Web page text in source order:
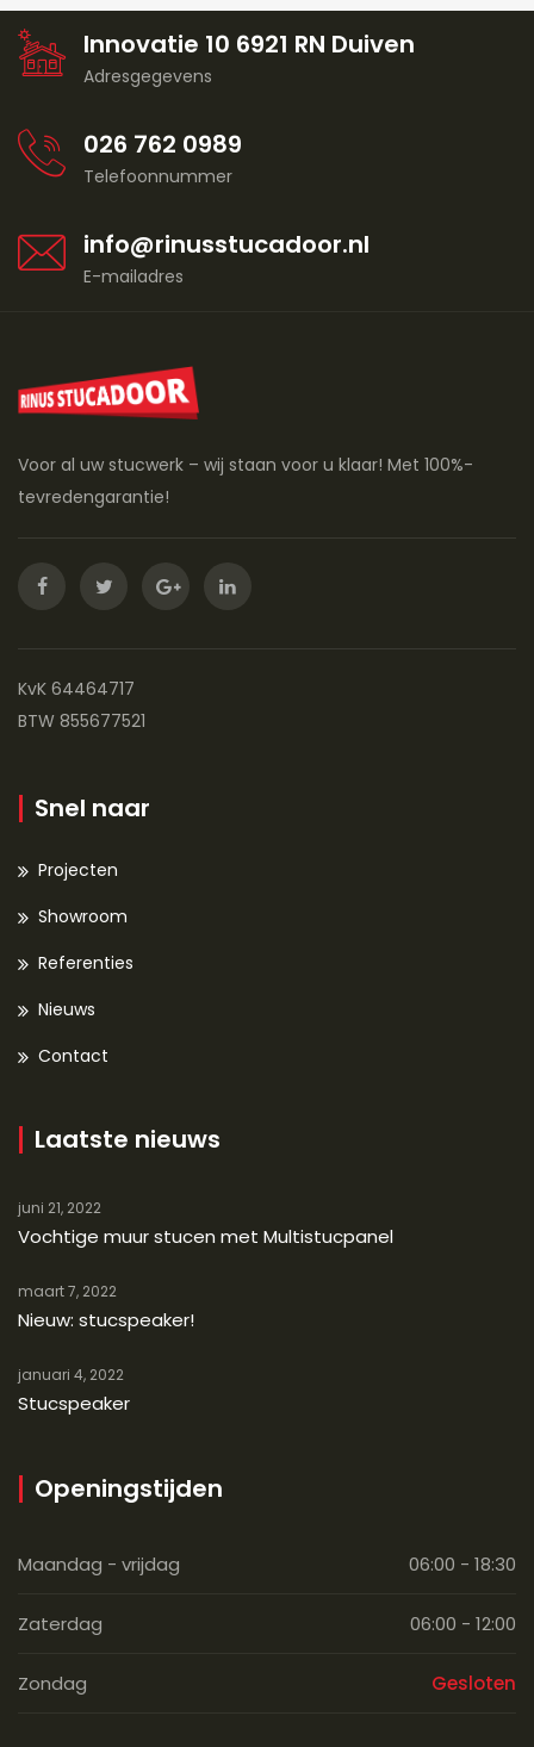
Innovatie 10 6921 RN Duiven
Adresgegevens
026 762 0989
Telefoonnummer
info@rinusstucadoor.nl
E-mailadres
Voor al uw stucwerk – wij staan voor u klaar! Met 100%-
tevredengarantie!
KvK 64464717
BTW 855677521
Snel naar
Projecten
Showroom
Referenties
Nieuws
Contact
Laatste nieuws
juni 21, 2022
Vochtige muur stucen met Multistucpanel
maart 7, 2022
Nieuw: stucspeaker!
januari 4, 2022
Stucspeaker
Openingstijden
Maandag - vrijdag 06:00 - 18:30
Zaterdag 06:00 - 12:00
Zondag Gesloten